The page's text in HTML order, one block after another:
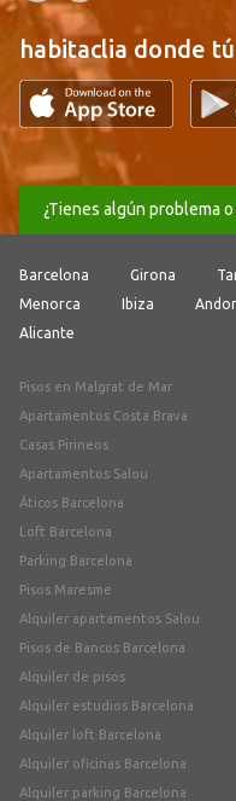
habitaclia donde
¿Tienes algún problema
Barcelona Girona
Menorca
Ibiza
Alicante
Pisos en Malgrat de Mar
Apartamentos Costa Brava
Casas Pirineos
Apartamentos Salou
Áticos Barcelona
Loft Barcelona
Parking Barcelona
Pisos Maresme
Alquiler apartamentos Salou
Pisos de Bancos Barcelona
Alquiler de pisos
Alquiler estudios Barcelona
Alquiler loft Barcelona
Alquiler oficinas Barcelona
Alquiler parking Barcelona